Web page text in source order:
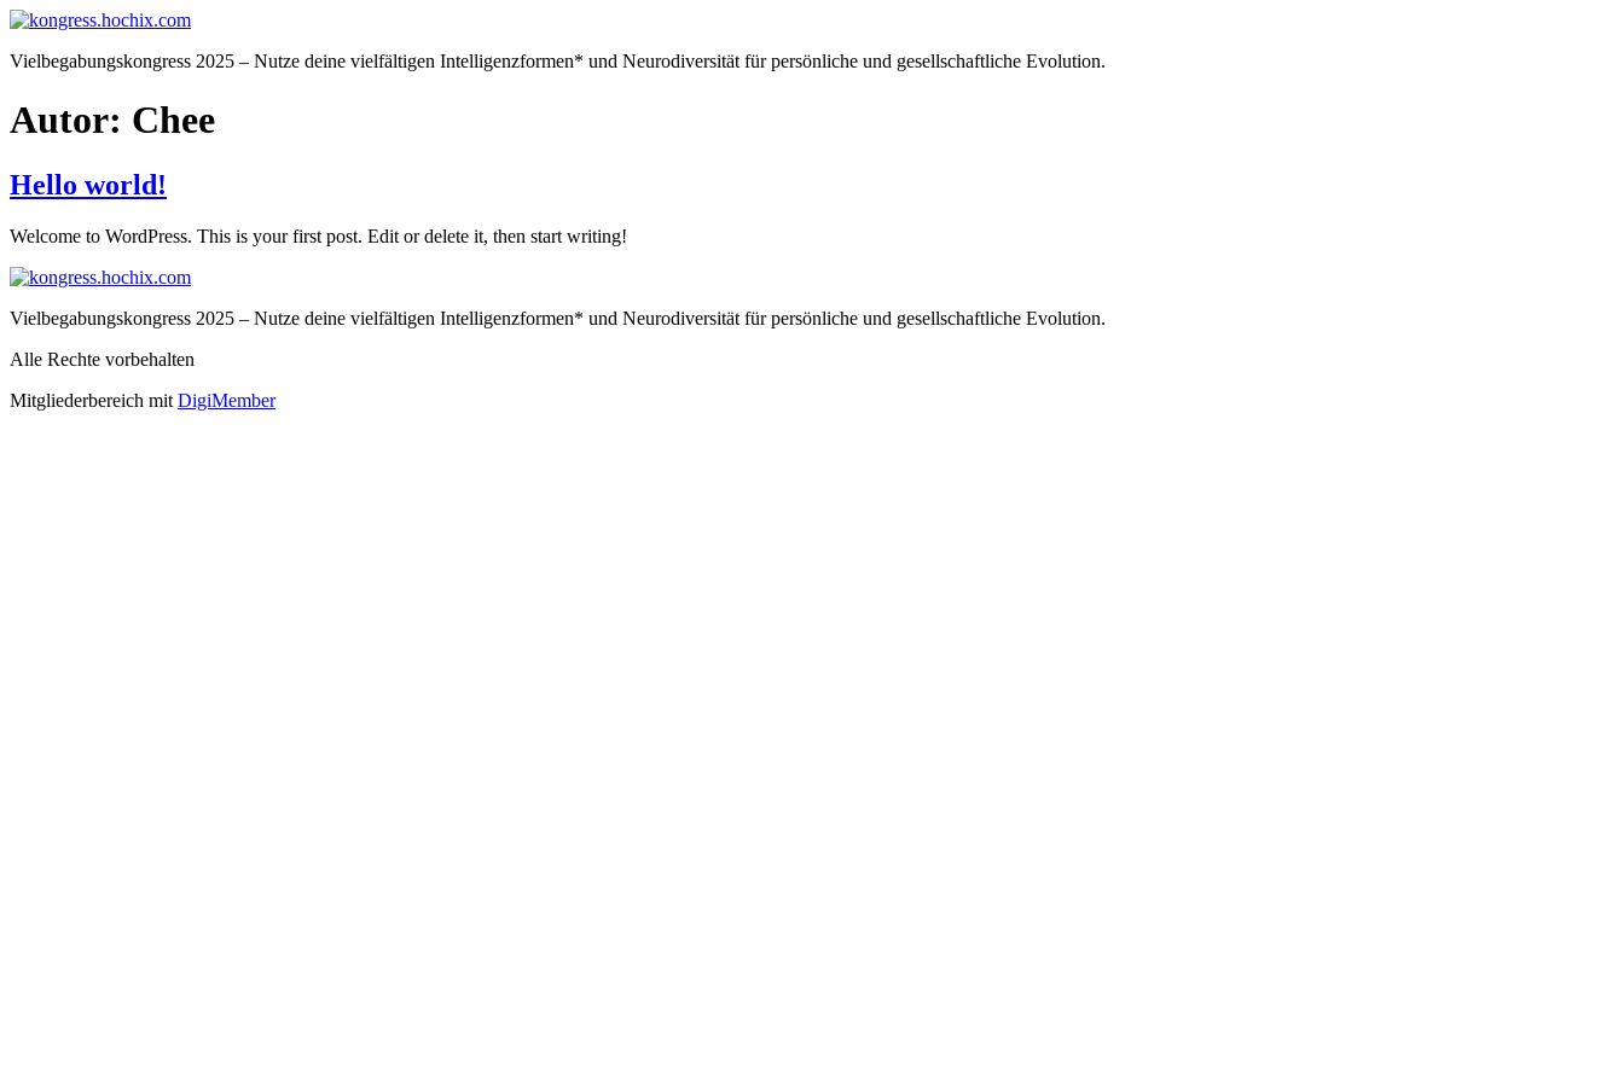
Zum
wechseln
Vielbegabungskongress 2025 – Nutze deine vielfältigen Intelligenzformen* und Neurodiversität für persönliche und gesellschaftliche Evolution.
Autor: Chee
Hello world!
Welcome to WordPress. This is your first post. Edit or delete it, then start writing!
Vielbegabungskongress 2025 – Nutze deine vielfältigen Intelligenzformen* und Neurodiversität für persönliche und gesellschaftliche Evolution.
Alle Rechte vorbehalten
Mitgliederbereich mit DigiMember